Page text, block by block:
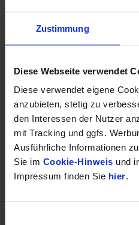
Zustimmung
Diese Webseite verwendet
Diese verwendet eigene
anzubieten, stetig zu
den Interessen der Nutzer
mit Tracking und ggfs.
Ausführliche Informationen
Sie im Cookie-Hinweis und
Impressum finden Sie hier.